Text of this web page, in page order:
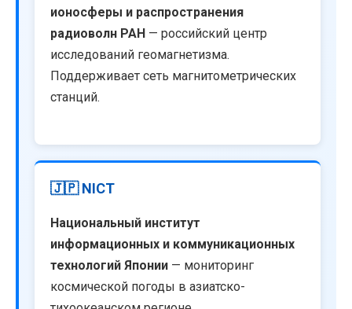
ионосферы и распространения
радиоволн РАН — российский центр
исследований геомагнетизма.
Поддерживает сеть магнитометрических
станций.
🇯🇵 NICT
Национальный институт
информационных и коммуникационных
технологий Японии — мониторинг
космической погоды в азиатско-